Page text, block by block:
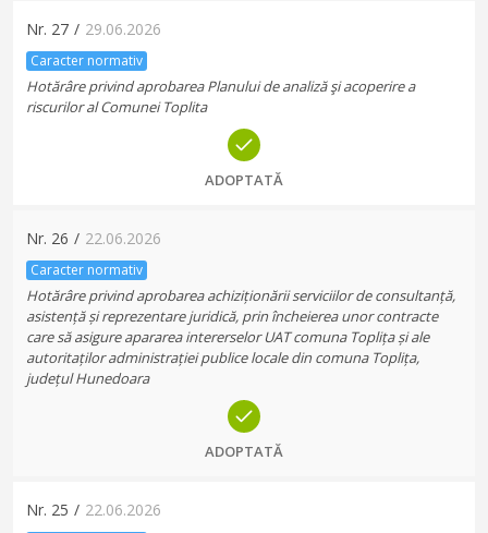
Nr. 27 / 29.06.2026
Caracter normativ
Hotărâre privind aprobarea Planului de analiză şi acoperire a
riscurilor al Comunei Toplita
ADOPTATĂ
Nr. 26 / 22.06.2026
Caracter normativ
Hotărâre privind aprobarea achiziționării serviciilor de consultanță,
asistență și reprezentare juridică, prin încheierea unor contracte
care să asigure apararea intererselor UAT comuna Toplița și ale
autoritaților administrației publice locale din comuna Toplița,
județul Hunedoara
ADOPTATĂ
Nr. 25 / 22.06.2026